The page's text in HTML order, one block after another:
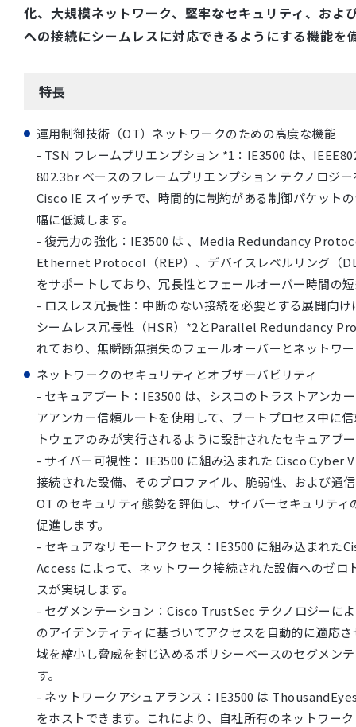
化、大規模ネットワーク、堅牢なセキュリティ、およ
への接続にシームレスに対応できるようにする機能を
特長
運用制御技術（OT）ネットワークのための高度な機能
- TSN フレームプリエンプション *1：IE3500 は、
802.3br ベースのフレームプリエンプション テクノロジ
Cisco IE スイッチで、時間的に制約がある制御パケット
幅に低減します。
- 復元力の強化：IE3500 は 、Media Redundancy
Ethernet Protocol（REP）、デバイスレベルリング（
をサポートしており、冗長性とフェールオーバー時間の
- ロスレス冗長性：中断のない接続を必要とする展開向
シームレス冗長性（HSR）*2とParallel Redundancy
れており、無瞬断無損失のフェールオーバーとネットワ
ネットワークのセキュリティとオブザーバビリティ
- セキュアブート：IE3500 は、シスコのトラストアンカ
アアンカー信頼ルートを使用して、ブートプロセス中に
トウェアのみが実行されるように設計されたセキュアブ
- サイバー可視性： IE3500 に組み込まれた Cisco Cyber
接続された設備、そのプロファイル、脆弱性、および通
OT のセキュリティ態勢を評価し、サイバーセキュリティ
促進します。
- セキュアなリモートアクセス：IE3500 に組み込まれ
Access によって、ネットワーク接続された設備へのゼロ
スが実現します。
- セグメンテーション：Cisco TrustSec テクノロジーに
のアイデンティティに基づいてアクセスを自動的に適応
域を縮小し脅威を封じ込めるポリシーベースのセグメン
す。
- ネットワークアシュアランス：IE3500 は
をホストできます。これにより、自社所有のネットワー